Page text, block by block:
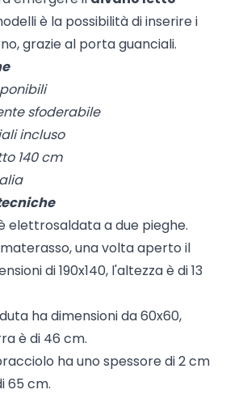
è la possibilità di inserire i
grazie al porta guanciali.
sfoderabile
incluso
140 cm
elettrosaldata a due pieghe.
una volta aperto il
di 190x140, l'altezza è di 13
ha dimensioni da 60x60,
è di 46 cm.
ha uno spessore di 2 cm
65 cm.